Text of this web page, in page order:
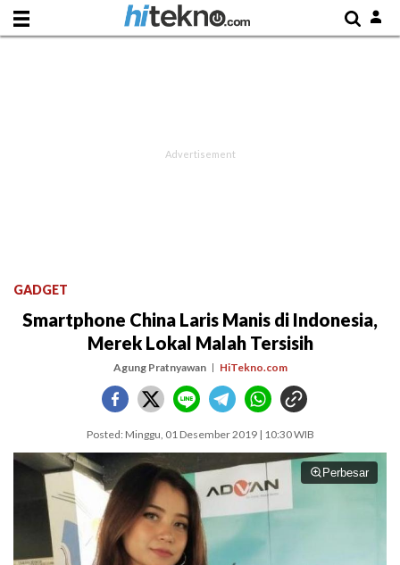
GADGET
Smartphone China Laris Manis di Indonesia,
Merek Lokal Malah Tersisih
Agung Pratnyawan HiTekno.com
Posted: Minggu, 01 Desember 2019 | 10:30 WIB
Perbesar